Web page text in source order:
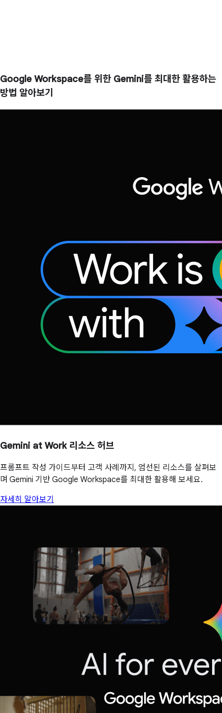
Google Workspace를 위한 Gemini를 최대한 활용하는
방법 알아보기
Gemini at Work 리소스 허브
프롬프트 작성 가이드부터 고객 사례까지, 엄선된 리소스를 살펴보
며 Gemini 기반 Google Workspace를 최대한 활용해 보세요.
자세히 알아보기